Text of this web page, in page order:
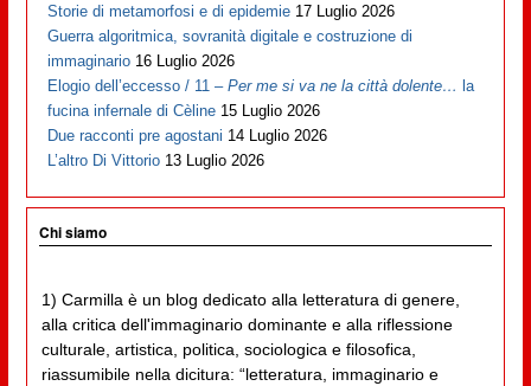
Storie di metamorfosi e di epidemie 17 Luglio 2026
Guerra algoritmica, sovranità digitale e costruzione di
immaginario 16 Luglio 2026
Elogio dell’eccesso / 11 –Per me si va ne la città dolente… la
fucina infernale di Cèline 15 Luglio 2026
Due racconti pre agostani 14 Luglio 2026
L’altro Di Vittorio 13 Luglio 2026
Chi siamo
1) Carmilla è un blog dedicato alla letteratura di genere,
alla critica dell'immaginario dominante e alla riflessione
culturale, artistica, politica, sociologica e filosofica,
riassumibile nella dicitura: “letteratura, immaginario e